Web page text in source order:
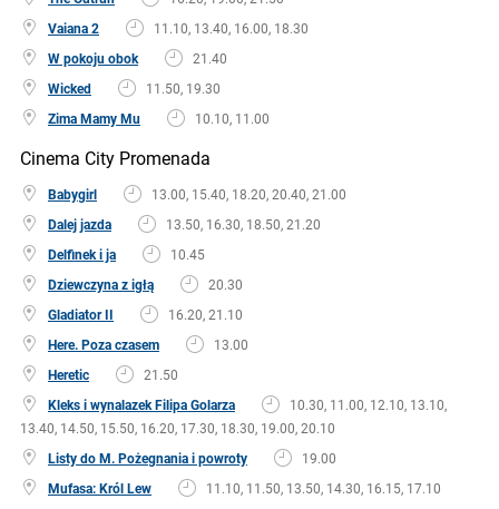
Vaiana 2
11.10, 13.40, 16.00, 18.30
W pokoju obok
21.40
Wicked
11.50, 19.30
Zima Mamy Mu
10.10, 11.00
Cinema City Promenada
Babygirl
13.00, 15.40, 18.20, 20.40, 21.00
Dalej jazda
13.50, 16.30, 18.50, 21.20
Delfinek i ja
10.45
Dziewczyna z igłą
20.30
Gladiator II
16.20, 21.10
Here. Poza czasem
13.00
Heretic
21.50
Kleks i wynalazek Filipa Golarza
10.30, 11.00, 12.10, 13.10,
13.40, 14.50, 15.50, 16.20, 17.30, 18.30, 19.00, 20.10
Listy do M. Pożegnania i powroty
19.00
Mufasa: Król Lew
11.10, 11.50, 13.50, 14.30, 16.15, 17.10